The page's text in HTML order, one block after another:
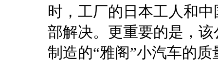
时，工厂的日本工人和
部解决。更重要的是，
制造的“雅阁”小汽车的